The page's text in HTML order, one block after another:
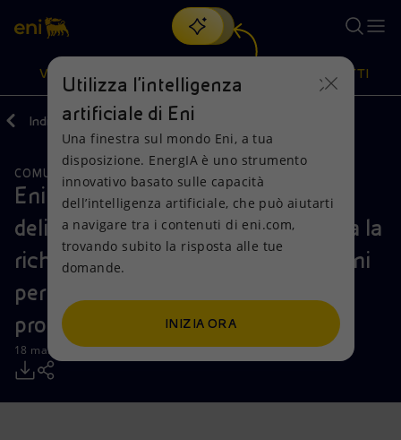
Cerca
scopri EnergIA, la nostra nuova soluzione di intelligenza
artificiale.
VISIONE
Visione
Mission e valori
Persone e Partnership
Net Zero
Modello satellitare
Energia accessibile
Azioni
Diversificazione energetica
Tecnologie per la transizione
Collaborazioni per l'innovazione
Attività nel mondo
PRODOTTI
Prodotti
Casa
Imprese
Mobilità
Indietro Media Comunicati Stampa
COMUNICAZIONI CDA
Eni: il Consiglio di Amministrazione
delibera di sottoporre all’Assemblea la
richiesta di autorizzazione e i termini
per il potenziale riavvio del
programma di buyback
18 marzo 2021 - 19:30 CET
Utilizza l'intelligenza
artificiale di Eni
Una finestra sul mondo Eni, a tua
disposizione. EnergIA è uno strumento
innovativo basato sulle capacità
dell’intelligenza artificiale, che può aiutarti
a navigare tra i contenuti di eni.com,
trovando subito la risposta alle tue
domande.
INIZIA ORA